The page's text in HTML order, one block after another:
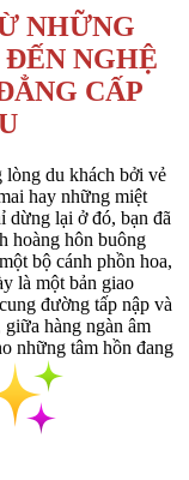
NHỮNG
NGHỆ
CẤP
lòng du khách bởi vẻ
hay những miệt
dừng lại ở đó, bạn đã
hoàng hôn buông
bộ cánh phồn hoa,
là một bản giao
đường tấp nập và
hàng ngàn âm
những tâm hồn đang